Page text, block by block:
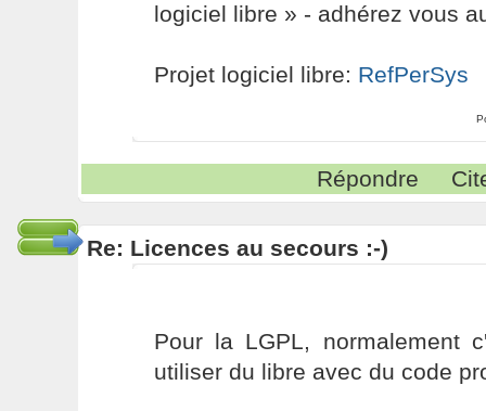
logiciel libre » - adhérez vous
Projet logiciel libre: RefPerSys
Répondre
Re: Licences au secours :-)
Pour la LGPL, normalement
utiliser du libre avec du code